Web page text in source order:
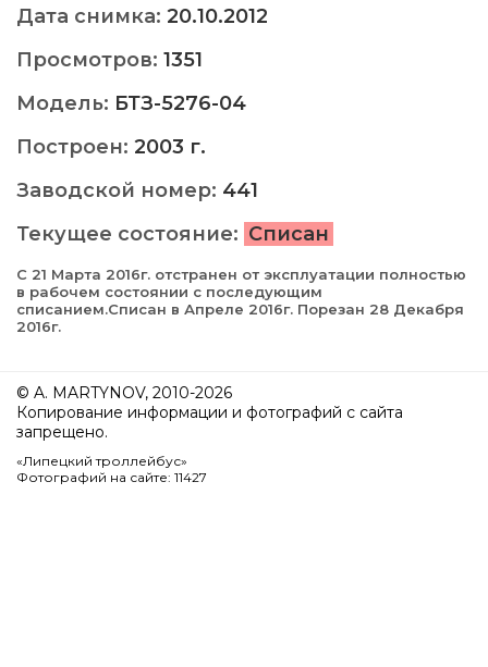
Дата снимка: 20.10.2012
Просмотров: 1351
Модель: БТЗ-5276-04
Построен: 2003 г.
Заводской номер: 441
Текущее состояние: Списан
С 21 Марта 2016г. отстранен от эксплуатации полностью
в рабочем состоянии с последующим
списанием.Списан в Апреле 2016г. Порезан 28 Декабря
2016г.
© A. MARTYNOV, 2010-2026
Копирование информации и фотографий с сайта
запрещено.
«Липецкий троллейбус»
Фотографий на сайте: 11427